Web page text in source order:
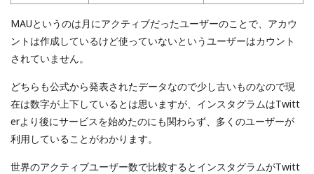
MAUというのは月にアクティブだったユーザーのことで、アカウ
ントは作成しているけど使っていないというユーザーはカウント
されていません。
どちらも公式から発表されたデータなので少し古いものなので現
在は数字が上下しているとは思いますが、インスタグラムはTwitt
erより後にサービスを始めたのにも関わらず、多くのユーザーが
利用していることがわかります。
世界のアクティブユーザー数で比較するとインスタグラムがTwitt